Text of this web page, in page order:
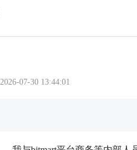
2026-07-30 13:44:01